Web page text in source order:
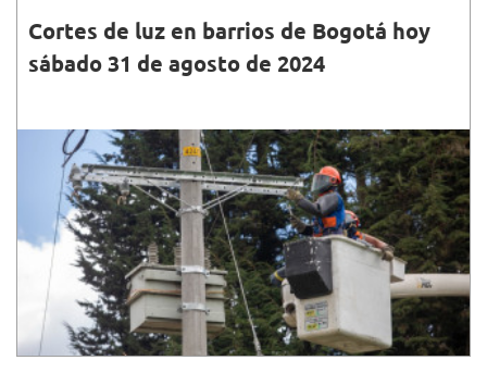
Cortes de luz en barrios de Bogotá hoy
sábado 31 de agosto de 2024
31•AGO•2024
Conoce la programación, horarios, barrios y
localidades que tendrán cortes de luz este sábado
31 de agosto de 2024 en Bogotá.